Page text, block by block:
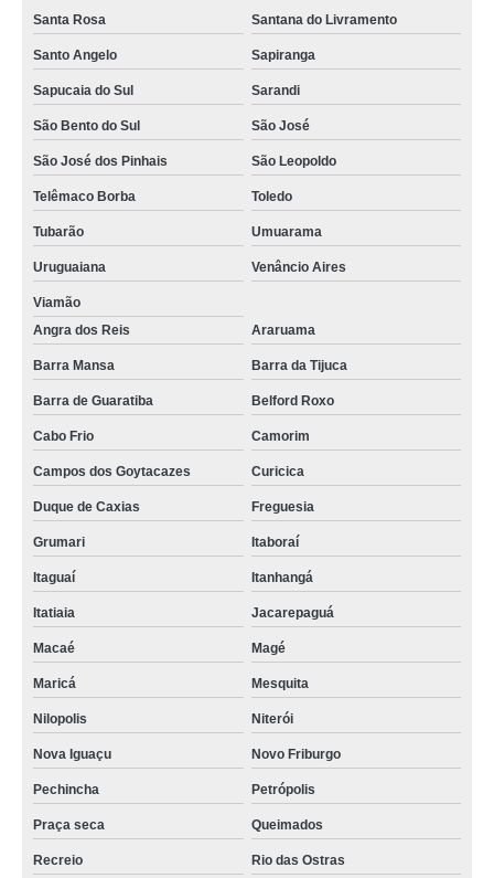
Santa Rosa Santana do Livramento
Santo Angelo Sapiranga
Sapucaia do Sul Sarandi
São Bento do Sul São José
São José dos Pinhais São Leopoldo
Telêmaco Borba Toledo
Tubarão Umuarama
Uruguaiana Venâncio Aires
Viamão
Angra dos Reis
Araruama
Barra Mansa Barra da Tijuca
Barra de Guaratiba Belford Roxo
Cabo Frio Camorim
Campos dos Goytacazes Curicica
Duque de Caxias Freguesia
Grumari Itaboraí
Itaguaí Itanhangá
Itatiaia Jacarepaguá
Macaé Magé
Maricá Mesquita
Nilopolis Niterói
Nova Iguaçu Novo Friburgo
Pechincha Petrópolis
Praça seca Queimados
Recreio Rio das Ostras